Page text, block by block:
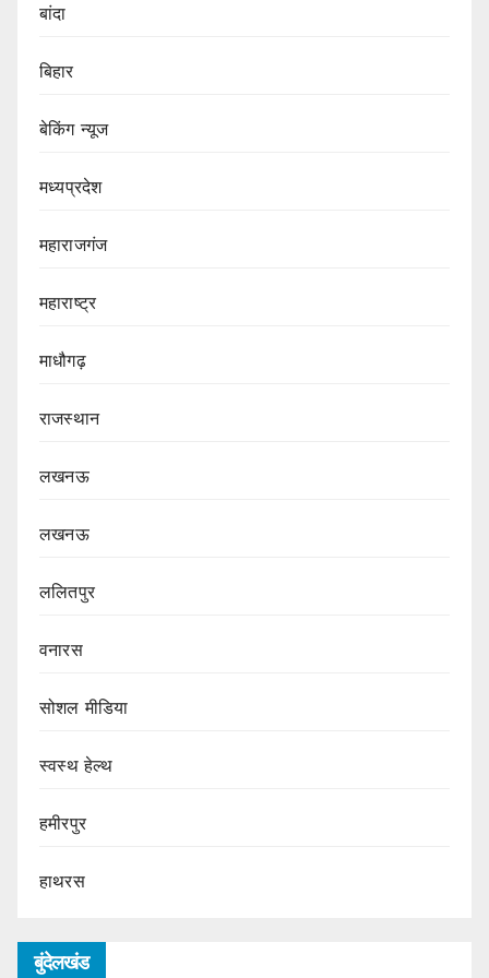
बांदा
बिहार
बेकिंग न्यूज
मध्यप्रदेश
महाराजगंज
महाराष्ट्र
माधौगढ़
राजस्थान
लखनऊ
लखनऊ
ललितपुर
वनारस
सोशल मीडिया
स्वस्थ हेल्थ
हमीरपुर
हाथरस
बुंदेलखंड